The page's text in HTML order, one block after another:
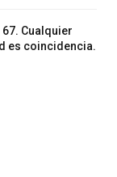
67. Cualquier
es coincidencia.